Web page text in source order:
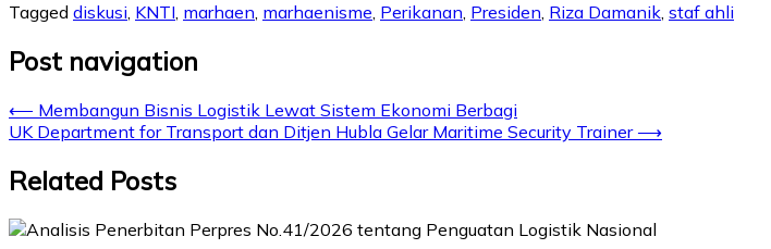
Tagged diskusi, KNTI, marhaen, marhaenisme, Perikanan, Presiden, Riza Damanik, staf ahli
Post navigation
⟵ Membangun Bisnis Logistik Lewat Sistem Ekonomi Berbagi
UK Department for Transport dan Ditjen Hubla Gelar Maritime Security Trainer ⟶
Related Posts